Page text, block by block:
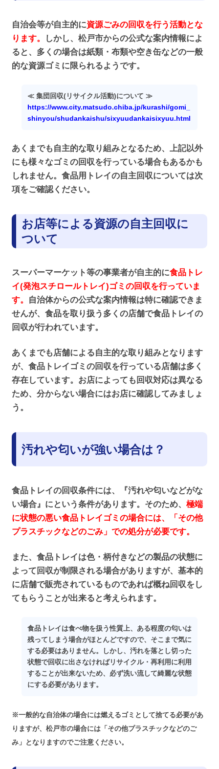
自治会等が自主的に資源ごみの回収を行う活動とな
ります。
しかし、松戸市からの公式な案内情報によ
ると、多くの場合は紙類・布類や空き缶などの一般
的な資源ゴミに限られるようです。
≪ 集団回収(リサイクル活動)について ≫
https://www.city.matsudo.chiba.jp/kurashi/gomi_
shinyou/shudankaishu/sixyuudankaisixyuu.html
あくまでも自主的な取り組みとなるため、上記以外
にも様々なゴミの回収を行っている場合もあるかも
しれません。食品用トレイの自主回収については次
項をご確認ください。
お店等による資源の自主回収に
ついて
スーパーマーケット等の事業者が自主的に食品トレ
イ(発泡スチロールトレイ)ゴミの回収を行っていま
す。
自治体からの公式な案内情報は特に確認できま
せんが、食品を取り扱う多くの店舗で食品トレイの
回収が行われています。
あくまでも店舗による自主的な取り組みとなります
が、食品トレイゴミの回収を行っている店舗は多く
存在しています。お店によっても回収対応は異なる
ため、分からない場合にはお店に確認してみましょ
う。
汚れや匂いが強い場合は？
食品トレイの回収条件には、『汚れや匂いなどがな
い場合』にという条件があります。そのため、 極端
に状態の悪い食品トレイゴミの場合には、「 その他
プラスチックなどのごみ」での処分が必要です。
また、食品トレイは色・柄付きなどの製品の状態に
よって回収が制限される場合がありますが、基本的
に店舗で販売されているものであれば概ね回収をし
てもらうことが出来ると考えられます。
食品トレイは食べ物を扱う性質上、ある程度の匂いは
残ってしまう場合がほとんどですので、そこまで気に
する必要はありません。しかし、汚れを落とし切った
状態で回収に出さなければリサイクル・再利用に利用
することが出来ないため、必ず洗い流して綺麗な状態
にする必要があります。
※一般的な自治体の場合には燃えるゴミとして捨てる必要があ
りますが、松戸市の場合には「その他プラスチックなどのご
み」となりますのでご注意ください。